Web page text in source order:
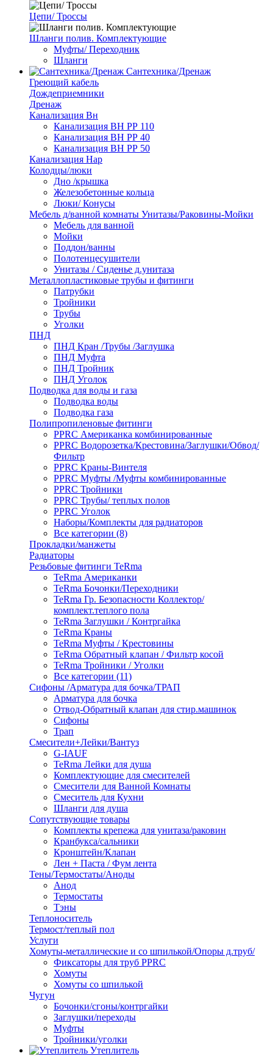
Цепи/ Троссы
Шланги полив. Комплектующие
Муфты/ Переходник
Шланги
Сантехника/Дренаж
Греющий кабель
Дождеприемники
Дренаж
Канализация Вн
Канализация ВН РР 110
Канализация ВН РР 40
Канализация ВН РР 50
Канализация Нар
Колодцы/люки
Дно /крышка
Железобетонные кольца
Люки/ Конусы
Мебель д/ванной комнаты Унитазы/Раковины-Мойки
Мебель для ванной
Мойки
Поддон/ванны
Полотенцесушители
Унитазы / Сиденье д.унитаза
Металлопластиковые трубы и фитинги
Патрубки
Тройники
Трубы
Уголки
ПНД
ПНД Кран /Трубы /Заглушка
ПНД Муфта
ПНД Тройник
ПНД Уголок
Подводка для воды и газа
Подводка воды
Подводка газа
Полипропиленовые фитинги
PPRC Американка комбинированные
PPRC Водорозетка/Крестовина/Заглушки/Обвод/
Фильтр
PPRC Краны-Винтеля
PPRC Муфты /Муфты комбинированные
PPRC Тройники
PPRC Трубы/ теплых полов
PPRC Уголок
Наборы/Комплекты для радиаторов
Все категории (8)
Прокладки/манжеты
Радиаторы
Резьбовые фитинги TeRma
TeRma Американки
TeRma Бочонки/Переходники
TeRma Гр. Безопасности Коллектор/
комплект.теплого пола
TeRma Заглушки / Контргайка
TeRma Краны
TeRma Муфты / Крестовины
TeRma Обратный клапан / Фильтр косой
TeRma Тройники / Уголки
Все категории (11)
Сифоны /Арматура для бочка/ТРАП
Арматура для бочка
Отвод-Обратный клапан для стир.машинок
Сифоны
Трап
Смесители+Лейки/Вантуз
G-IAUF
TeRma Лейки для душа
Комплектующие для смесителей
Смесители для Ванной Комнаты
Смеситель для Кухни
Шланги для душа
Сопутствующие товары
Комплекты крепежа для унитаза/раковин
Кранбукса/сальники
Кронштейн/Клапан
Лен + Паста / Фум лента
Тены/Термостаты/Аноды
Анод
Термостаты
Тэны
Теплоноситель
Термост/теплый пол
Услуги
Хомуты-металлические и со шпилькой/Опоры д.труб/
Фиксаторы для труб PPRC
Хомуты
Хомуты со шпилькой
Чугун
Бочонки/сгоны/контргайки
Заглушки/переходы
Муфты
Тройники/уголки
Утеплитель